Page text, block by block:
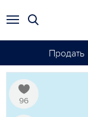
Продать
96